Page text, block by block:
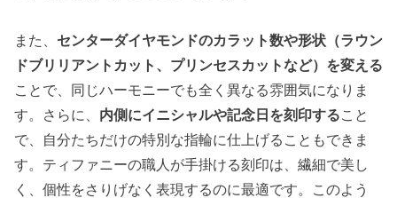
また、 センターダイヤモンドのカラット数や形状（ラウン
ドブリリアントカット、プリンセスカットなど）を変える
ことで、同じハーモニーでも全く異なる雰囲気になりま
す。さらに、 内側にイニシャルや記念日を刻印すること
で、自分たちだけの特別な指輪に仕上げることもできま
す。ティファニーの職人が手掛ける刻印は、繊細で美し
く、個性をさりげなく表現するのに最適です。このよう